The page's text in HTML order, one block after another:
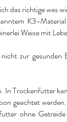
das richtige was
K3-
Weise mit
zur
Trockenfutter
geachtet
ohne